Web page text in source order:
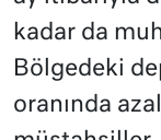
kadar da
Bölgedeki
oranında